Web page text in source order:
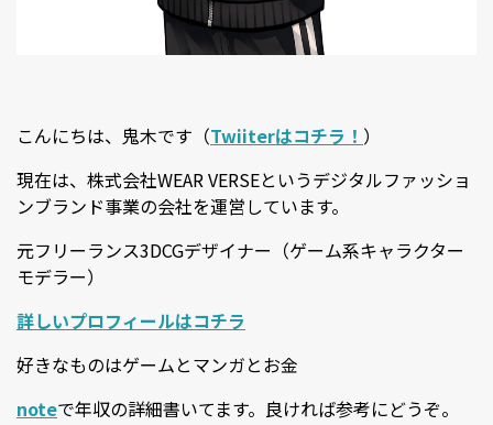
こんにちは、鬼木です（Twiiterはコチラ！ ）
現在は、株式会社WEAR VERSEというデジタルファッショ
ンブランド事業の会社を運営しています。
元フリーランス3DCGデザイナー（ゲーム系キャラクター
モデラー）
詳しいプロフィールはコチラ
好きなものはゲームとマンガとお金
noteで年収の詳細書いてます。良ければ参考にどうぞ。